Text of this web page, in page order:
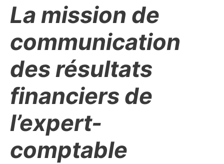
La mission de
communication
des résultats
financiers de
l’expert-
comptable